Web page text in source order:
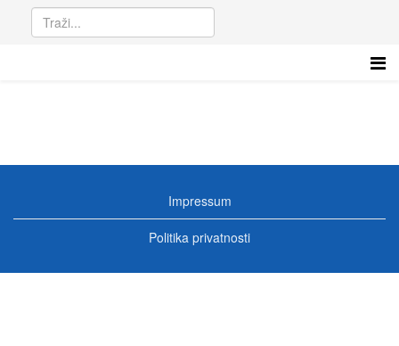
Impressum
Politika privatnosti